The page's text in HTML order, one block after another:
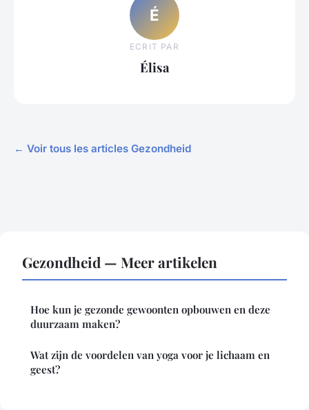
É
ECRIT PAR
Élisa
← Voir tous les articles Gezondheid
Gezondheid — Meer artikelen
Hoe kun je gezonde gewoonten opbouwen en deze
duurzaam maken?
Wat zijn de voordelen van yoga voor je lichaam en
geest?